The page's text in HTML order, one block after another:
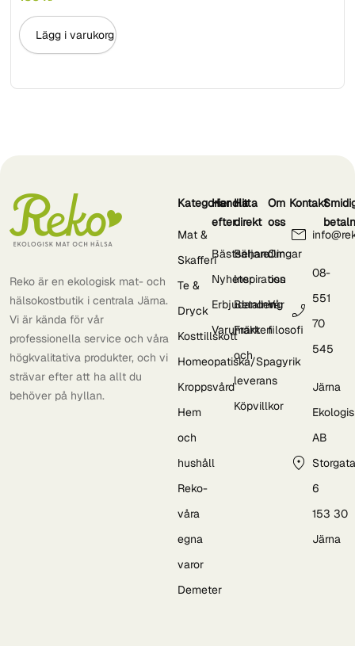
Lägg i varukorg
Reko är en ekologisk mat- och
hälsokostbutik i centrala Järna.
Vi är kända för vår
professionella service och våra
högkvalitativa produkter, och vi
strävar efter att ha allt du
behöver på hyllan.
Kategorier
Mat &
Skafferi
Te &
Dryck
Kosttillskott
Homeopatiska/Spagyrik
Kroppsvård
Hem
och
hushåll
Reko-
våra
egna
varor
Demeter
Handla
efter
Bästsäljare
Nyheter
Erbjudanden
Varumärken
Hitta
direkt
Behandlingar
Inspiration
Betalning
Frakt
och
leverans
Köpvillkor
Om
oss
Om
oss
Vår
filosofi
Kontakt
08-
551
70
545
Järna
AB
6
153 30
Järna